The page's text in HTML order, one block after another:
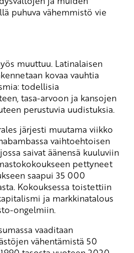
puhuva vähemmistö vie
muuttuu. Latinalaisen
kovaa vauhtia
todellisia
tasa-arvoon ja kansojen
perustuvia uudistuksia.
järjesti muutama viikko
vaihtoehtoisen
saivat äänensä kuuluviin
pettyneet
saapui 35 000
Kokouksessa toistettiin
ja markkinatalous
ongelmiin.
vaaditaan
vähentämistä 50